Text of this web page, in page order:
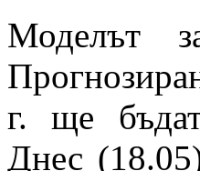
Моделът
г. ще
Днес